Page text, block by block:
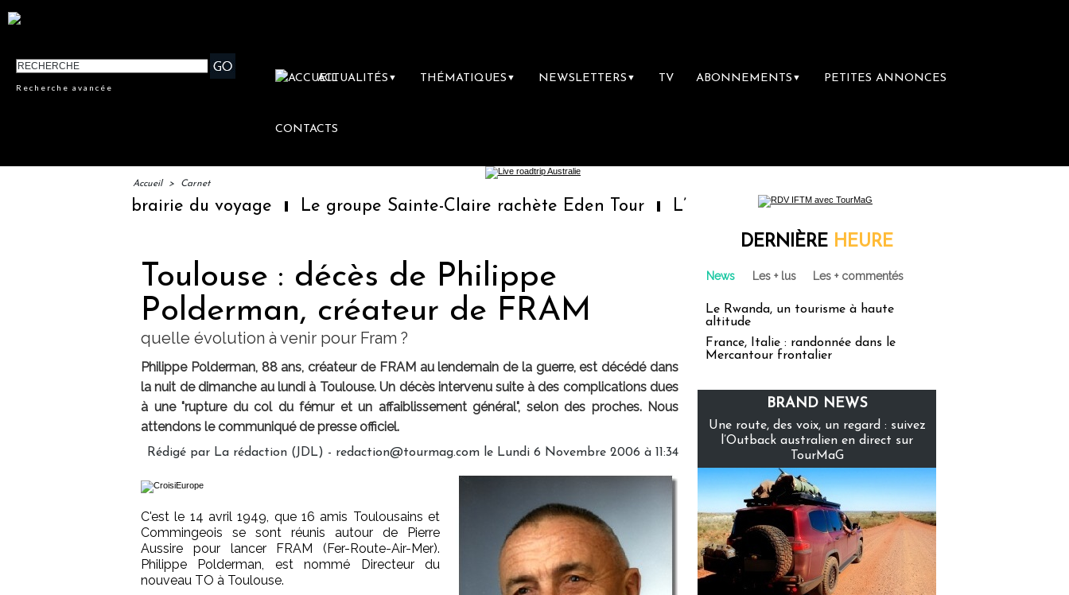
Recherche avancée
ACTUALITÉS ▼ THÉMATIQUES ▼ NEWSLETTERS ▼ TV ABONNEMENTS ▼ PETITES ANNONCES
CONTACTS
Accueil > Carnet
librairie du voyage Le groupe Sainte-Claire rachète Eden Tour L’accès aux vacances : un droit inachevé totalement
Toulouse : décès de Philippe
Polderman, créateur de FRAM
quelle évolution à venir pour Fram ?
Philippe Polderman, 88 ans, créateur de FRAM au lendemain de la guerre, est décédé dans
la nuit de dimanche au lundi à Toulouse. Un décès intervenu suite à des complications dues
à une "rupture du col du fémur et un affaiblissement général", selon des proches. Nous
attendons le communiqué de presse officiel.
Rédigé par La rédaction (JDL) - redaction@tourmag.com le Lundi 6 Novembre 2006 à 11:34
C'est le 14 avril 1949, que 16 amis Toulousains et
Commingeois se sont réunis autour de Pierre
Aussire pour lancer FRAM (Fer-Route-Air-Mer).
Philippe Polderman, est nommé Directeur du
nouveau TO à Toulouse.
DERNIÈRE HEURE
News Les + lus Les + commentés
Le Rwanda, un tourisme à haute
altitude
France, Italie : randonnée dans le
Mercantour frontalier
BRAND NEWS
Une route, des voix, un regard : suivez
l’Outback australien en direct sur
TourMaG